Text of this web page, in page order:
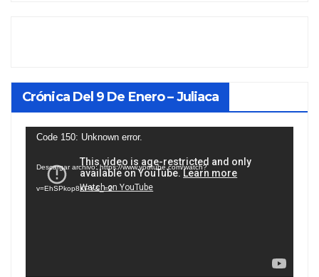
Crónica Del 9 De Enero – Juliaca
Reproductor
vídeo
Code 150: Unknown error.
Descargar archivo: https://www.youtube.com/watch?
v=EhSPkop8KPY&_=2